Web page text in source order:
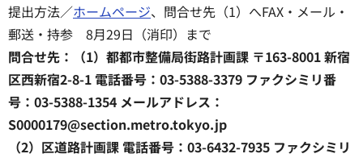
提出方法／ホームページ、問合せ先（1）へFAX・メール・
郵送・持参 8月29日（消印）まで
問合せ先：（1）都都市整備局街路計画課 〒163-8001 新宿
区西新宿2-8-1 電話番号：03-5388-3379 ファクシミリ番
号：03-5388-1354 メールアドレス：
S0000179@section.metro.tokyo.jp
（2）区道路計画課 電話番号：03-6432-7935 ファクシミリ